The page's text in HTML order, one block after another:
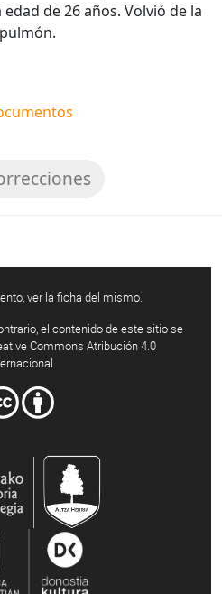
de 26 años. Volvió de la
ver la ficha del mismo.
el contenido de este sitio se
Commons Atribución 4.0